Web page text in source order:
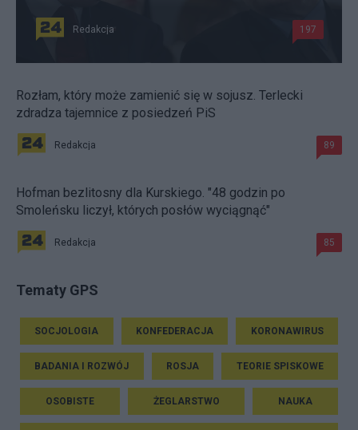
Redakcja 197
Rozłam, który może zamienić się w sojusz. Terlecki
zdradza tajemnice z posiedzeń PiS
Redakcja 89
Hofman bezlitosny dla Kurskiego. "48 godzin po
Smoleńsku liczył, których posłów wyciągnąć"
Redakcja 85
Tematy GPS
SOCJOLOGIA KONFEDERACJA KORONAWIRUS
BADANIA I ROZWÓJ ROSJA TEORIE SPISKOWE
OSOBISTE ŻEGLARSTWO NAUKA